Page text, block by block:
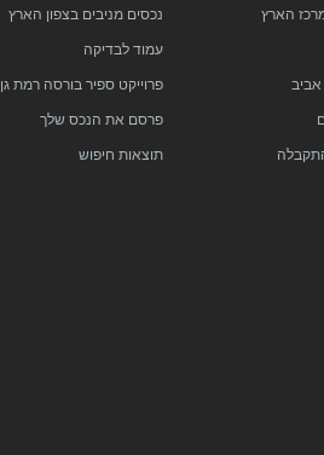
הארץ נכסים מניבים בצפון הארץ
עמוד לבדיקה
אביב פרוייקט ספיר בורסה רמת גן
פרסם את הנכס שלך
תוצאות חיפוש